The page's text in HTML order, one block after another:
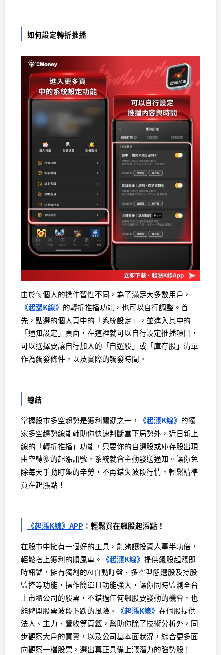
如何設定轉折推播
由於每個人的操作習性不同，為了滿足大多數用戶，
《起漲K線》 的轉折推播功能，也可以自行調整。首
先，點選的個人頁中的「系統設定」，並進入其中的
「通知設定」頁面，在這裡就可以自行設定推播項目，
可以選擇要讓自行加入的「自選股」或「庫存股」清單
作為觸發條件，以及實際的觸發時間。
總結
掌握股市多空趨勢是獲利關鍵之一，
《起漲K線》 的獨
家多空趨勢線能輔助你快速判斷當下局勢外，近日新上
線的「轉折推播」功能，只要你的自選股或庫存股出現
由空轉多的起漲訊號，系統就會主動發送通知。讓你免
除每天手動盯盤的辛勞，不再錯失波段行情，輕鬆精準
買在起漲點！
《起漲K線》APP ：輕鬆買在飆股起漲點！
在股市中擁有一個好的工具，能夠讓投資人事半功倍，
輕鬆搭上獲利的順風車。 《起漲K線》 提供飆股起漲即
時訊號，擁有獨創的AI自動盯盤、多空型態選股及持股
監控等功能，操作簡單且功能強大，讓你同時監測全台
上市櫃公司的股票，不錯過任何飆股要發動的機會，也
能避開股票波段下跌的風險。 《起漲K線》 在個股提供
法人、主力、營收等頁籤，幫助你除了技術分析外，同
步觀察大戶的買賣，以及公司基本面狀況，綜合更多面
向觀察一檔股票，選出真正具備上漲潛力的強勢股！